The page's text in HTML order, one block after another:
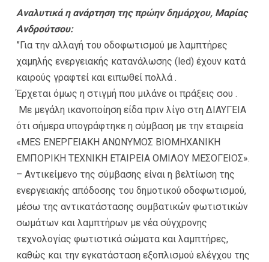
Αναλυτικά η ανάρτησητης πρώην δημάρχου, Μαρίας
Ανδρούτσου:
”Για την αλλαγή του οδοφωτισμού με λαμπτήρες
χαμηλής ενεργειακής κατανάλωσης (led) έχουν κατά
καιρούς γραφτεί και ειπωθεί πολλά .
Έρχεται όμως η στιγμή που μιλάνε οι πράξεις σου .
Με μεγάλη ικανοποίηση είδα πριν λίγο στη ΔΙΑΥΓΕΙΑ
ότι σήμερα υπογράφτηκε η σύμβαση με την εταιρεία
«ΜΕS EΝΕΡΓΕΙΑΚΗ ΑΝΩΝΥΜΟΣ ΒΙΟΜΗΧΑΝΙΚΗ
ΕΜΠΟΡΙΚΗ ΤΕΧΝΙΚΗ ΕΤΑΙΡΕΙΑ ΟΜΙΛΟΥ ΜΕΣΟΓΕΙΟΣ».
– Αντικείμενο της σύμβασης είναι η βελτίωση της
ενεργειακής απόδοσης του δημοτικού οδοφωτισμού,
μέσω της αντικατάστασης συμβατικών φωτιστικών
σωμάτων και λαμπτήρων με νέα σύγχρονης
τεχνολογίας φωτιστικά σώματα και λαμπτήρες,
καθώς και την εγκατάσταση εξοπλισμού ελέγχου της